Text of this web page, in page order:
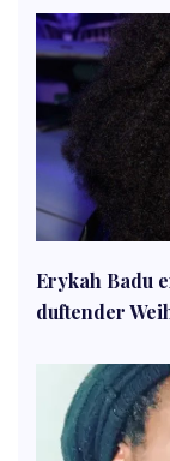
Erykah Badu
duftender